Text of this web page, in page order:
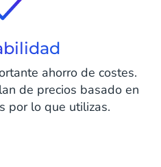
ahorro de costes.
de precios basado en
por lo que utilizas.